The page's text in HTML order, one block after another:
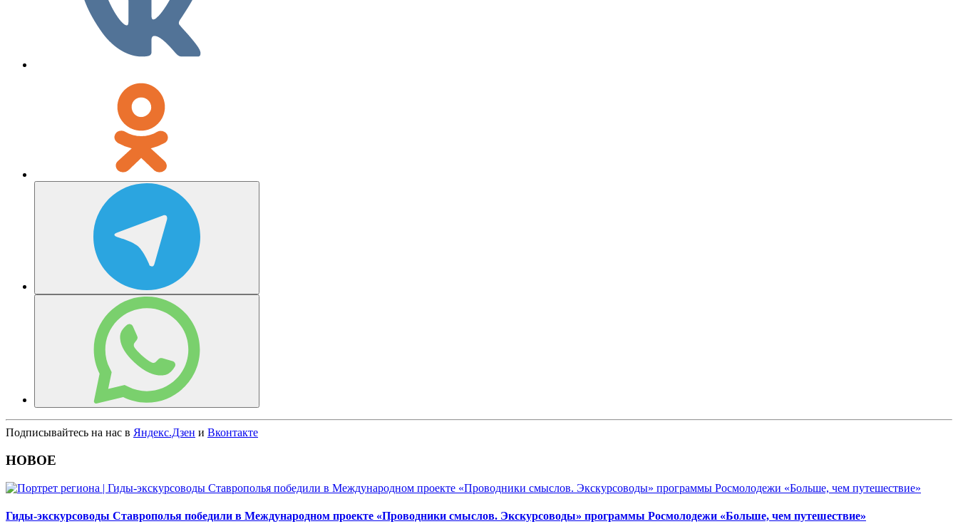
Подписывайтесь на нас в Яндекс.Дзен и Вконтакте
НОВОЕ
Гиды-экскурсоводы Ставрополья победили в Международном проекте «Проводники смыслов. Экскурсоводы» программы Росмолодежи «Больше, чем путешествие»